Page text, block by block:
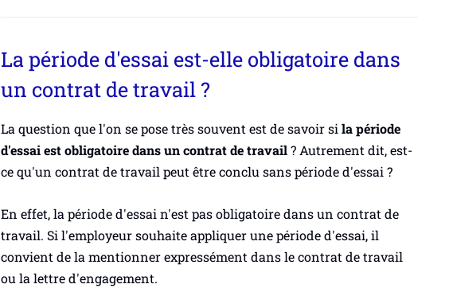
La période d'essai est-elle obligatoire dans
un contrat de travail ?
La question que l'on se pose très souvent est de savoir sila période
d'essai est obligatoire dans un contrat de travail? Autrement dit, est-
ce qu'un contrat de travail peut être conclu sans période d'essai ?
En effet, la période d'essai n'est pas obligatoire dans un contrat de
travail. Si l'employeur souhaite appliquer une période d'essai, il
convient de la mentionner expressément dans le contrat de travail
ou la lettre d'engagement.